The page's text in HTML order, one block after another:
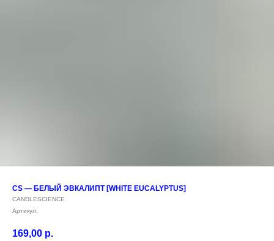
CS — БЕЛЫЙ ЭВКАЛИПТ [WHITE EUCALYPTUS]
CANDLESCIENCE
Артикул:
169,00 р.